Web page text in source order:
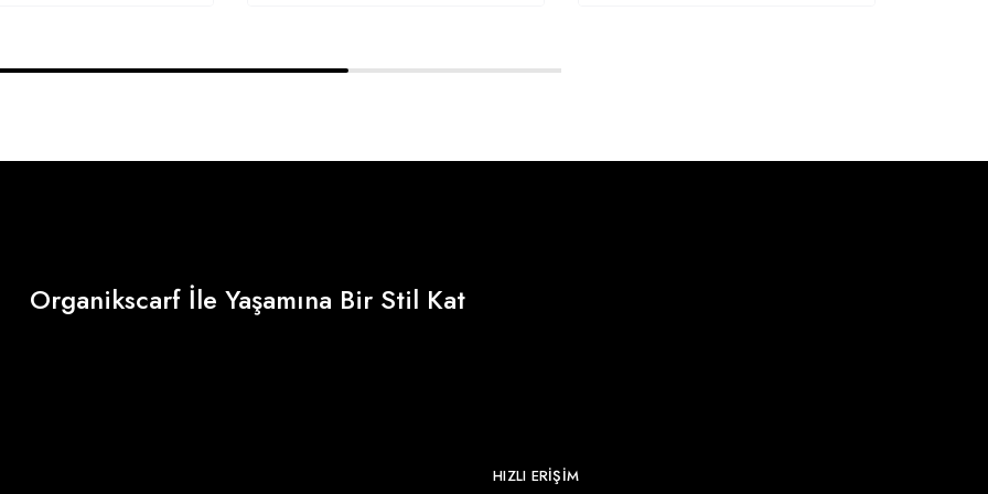
Organikscarf İle Yaşamına Bir Stil Kat
HIZLI ERİŞİM